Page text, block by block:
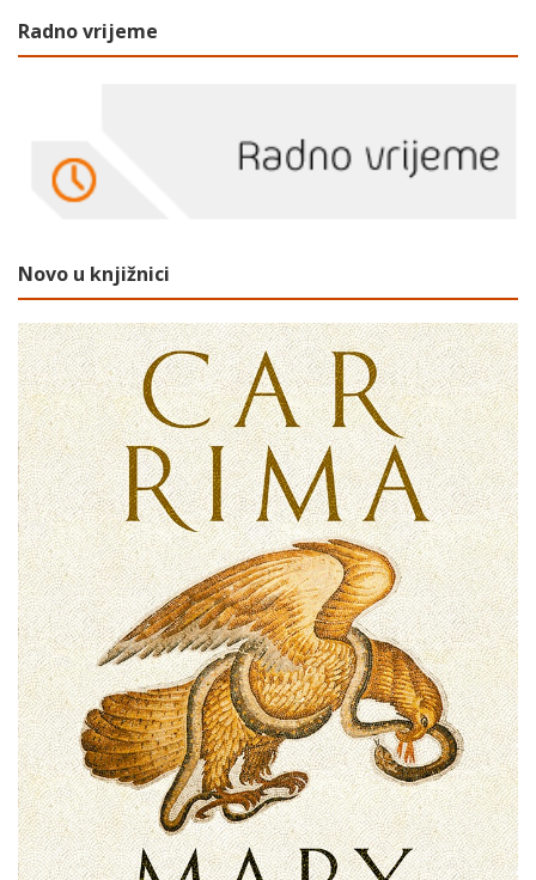
Radno vrijeme
Novo u knjižnici